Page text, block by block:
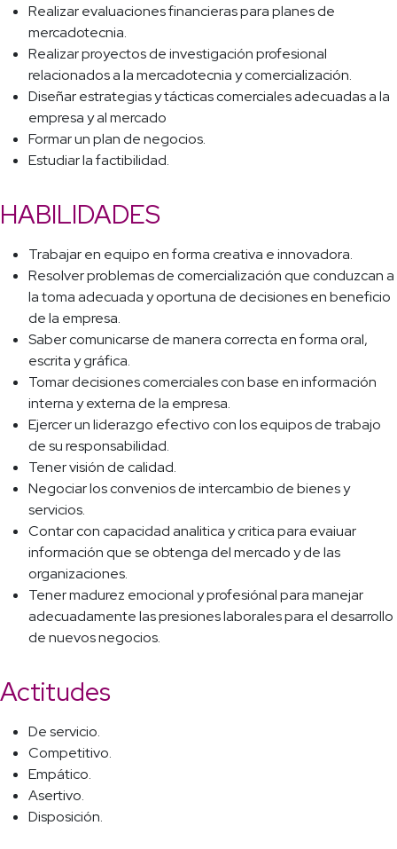
Realizar evaluaciones financieras para planes de
mercadotecnia.
Realizar proyectos de investigación profesional
relacionados a la mercadotecnia y comercialización.
Diseñar estrategias y tácticas comerciales adecuadas a la
empresa y al mercado
Formar un plan de negocios.
Estudiar la factibilidad.
HABILIDADES
Trabajar en equipo en forma creativa e innovadora.
Resolver problemas de comercialización que conduzcan a
la toma adecuada y oportuna de decisiones en beneficio
de la empresa.
Saber comunicarse de manera correcta en forma oral,
escrita y gráfica.
Tomar decisiones comerciales con base en información
interna y externa de la empresa.
Ejercer un liderazgo efectivo con los equipos de trabajo
de su responsabilidad.
Tener visión de calidad.
Negociar los convenios de intercambio de bienes y
servicios.
Contar con capacidad analitica y critica para evaiuar
información que se obtenga del mercado y de las
organizaciones.
Tener madurez emocional y profesiónal para manejar
adecuadamente las presiones laborales para el desarrollo
de nuevos negocios.
Actitudes
De servicio.
Competitivo.
Empático.
Asertivo.
Disposición.